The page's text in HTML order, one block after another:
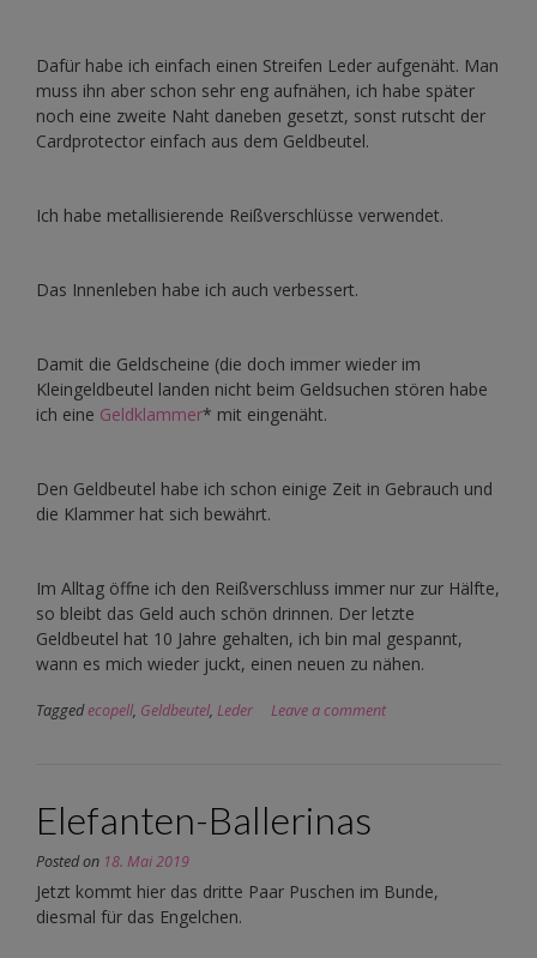
Dafür habe ich einfach einen Streifen Leder aufgenäht. Man
muss ihn aber schon sehr eng aufnähen, ich habe später
noch eine zweite Naht daneben gesetzt, sonst rutscht der
Cardprotector einfach aus dem Geldbeutel.
Ich habe metallisierende Reißverschlüsse verwendet.
Das Innenleben habe ich auch verbessert.
Damit die Geldscheine (die doch immer wieder im
Kleingeldbeutel landen nicht beim Geldsuchen stören habe
ich eine Geldklammer* mit eingenäht.
Den Geldbeutel habe ich schon einige Zeit in Gebrauch und
die Klammer hat sich bewährt.
Im Alltag öffne ich den Reißverschluss immer nur zur Hälfte,
so bleibt das Geld auch schön drinnen. Der letzte
Geldbeutel hat 10 Jahre gehalten, ich bin mal gespannt,
wann es mich wieder juckt, einen neuen zu nähen.
Taggedecopell, Geldbeutel, Leder Leave a comment
Elefanten-Ballerinas
Posted on 18. Mai 2019
Jetzt kommt hier das dritte Paar Puschen im Bunde,
diesmal für das Engelchen.